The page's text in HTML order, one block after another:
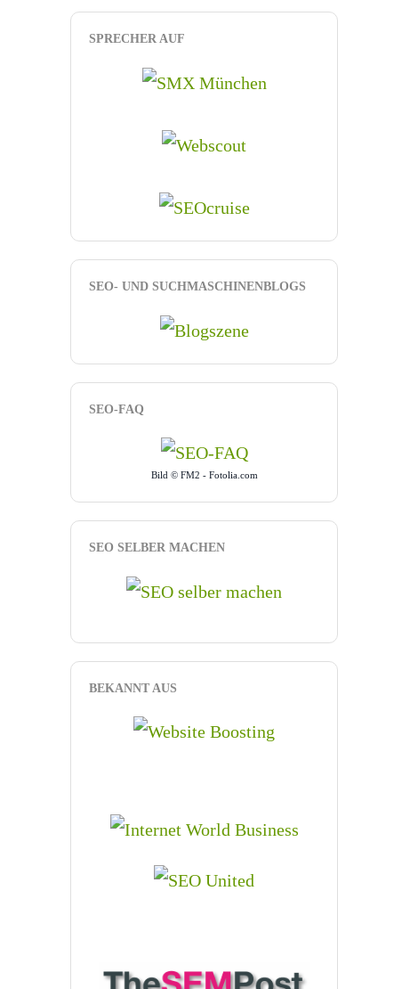
SPRECHER AUF
SEO- UND SUCHMASCHINENBLOGS
SEO-FAQ
Bild © FM2 - Fotolia.com
SEO SELBER MACHEN
BEKANNT AUS